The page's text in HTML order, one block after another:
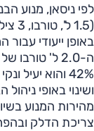
לפי ניסאן, מנוע
באופן ייעודי עבור
ה-2.0 ל'
42% והוא
ושינוי באופי
צריכת הדלק ובהפחתת הרעשים